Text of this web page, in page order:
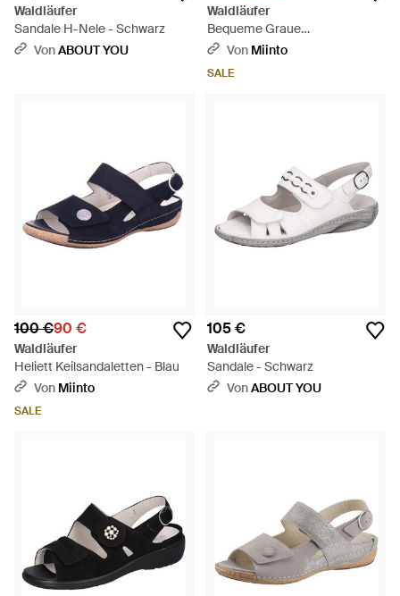
Waldläufer
Sandale H-Nele - Schwarz
VonABOUT YOU
Waldläufer
Bequeme Graue
Damensandalen - Weiß
Von Miinto
SALE
100 €90 €
Waldläufer
Heliett Keilsandaletten - Blau
Von Miinto
SALE
105 €
Waldläufer
Sandale - Schwarz
VonABOUT YOU